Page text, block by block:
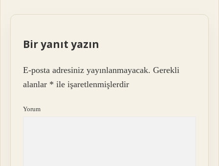
Bir yanıt yazın
E-posta adresiniz yayınlanmayacak. Gerekli
alanlar * ile işaretlenmişlerdir
Yorum